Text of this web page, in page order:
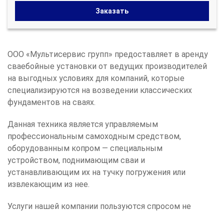
Заказать
ООО «Мультисервис групп» предоставляет в аренду
сваебойные установки от ведущих производителей
на выгодных условиях для компаний, которые
специализируются на возведении классических
фундаментов на сваях.
Данная техника является управляемым
профессиональным самоходным средством,
оборудованным копром — специальным
устройством, поднимающим сваи и
устанавливающим их на тучку погружения или
извлекающим из нее.
Услуги нашей компании пользуются спросом не